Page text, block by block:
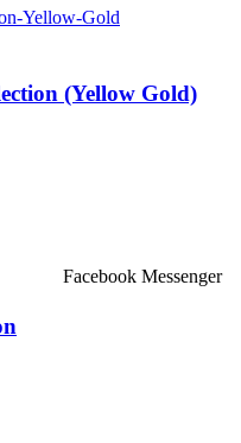
(Yellow Gold)
Facebook Messenger